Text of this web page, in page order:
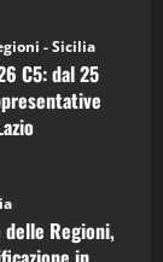
- Sicilia
C5: dal 25
delle Regioni,